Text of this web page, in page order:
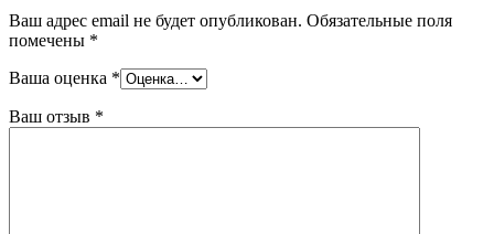
Ваш адрес email не будет опубликован. Обязательные поля
помечены *
Ваша оценка *
Ваш отзыв *